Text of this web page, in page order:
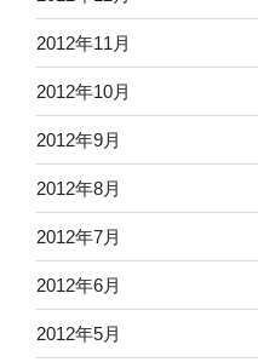
2012年11月
2012年10月
2012年9月
2012年8月
2012年7月
2012年6月
2012年5月